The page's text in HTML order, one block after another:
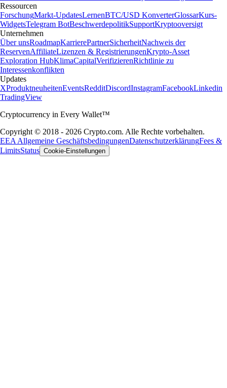
Ressourcen
ForschungMarkt-UpdatesLernenBTC/USD KonverterGlossarKurs-
WidgetsTelegram BotBeschwerdepolitikSupportKryptooversigt
Unternehmen
Über unsRoadmapKarrierePartnerSicherheitNachweis der
ReservenAffiliateLizenzen & RegistrierungenKrypto-Asset
Exploration HubKlimaCapitalVerifizierenRichtlinie zu
Interessenkonflikten
Updates
XProduktneuheitenEventsRedditDiscordInstagramFacebookLinkedin
TradingView
Cryptocurrency in Every Wallet™
Copyright © 2018 - 2026 Crypto.com. Alle Rechte vorbehalten.
EEA Allgemeine GeschäftsbedingungenDatenschutzerklärungFees &
LimitsStatus Cookie-Einstellungen